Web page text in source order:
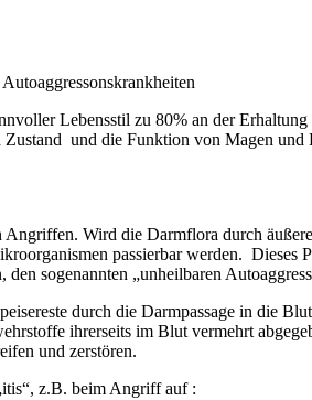
Lebensstil zu 80% an der
und die Funktion von Magen
Wird die Darmflora durch
passierbar werden. Dieses
sogenannten „unheilbaren
durch die Darmpassage in die
ihrerseits im Blut vermehrt
und zerstören.
z.B. beim Angriff auf :